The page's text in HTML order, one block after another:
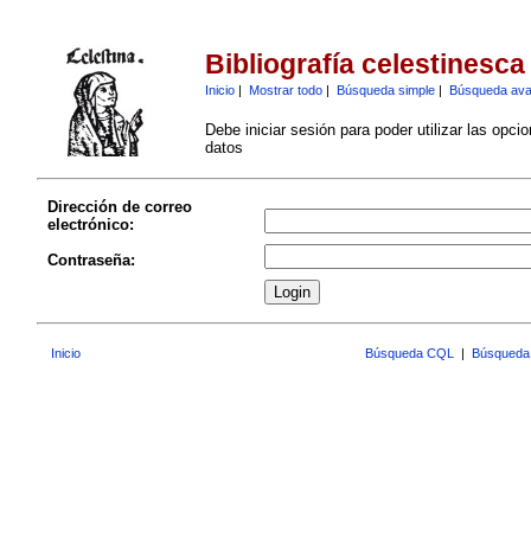
Bibliografía celestinesca
Inicio| Mostrar todo| Búsqueda simple| Búsqueda
Debe iniciar sesión para poder utilizar las
datos
Dirección de correo
electrónico:
Contraseña:
Inicio Búsqueda CQL |